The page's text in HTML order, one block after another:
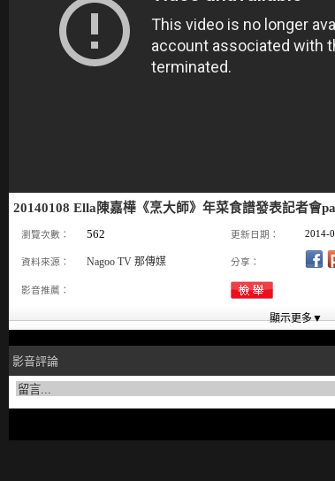
20140108 Ella陳嘉樺《烹大師》年菜食譜發表記者會
瀏覽次數： 562 更新日期： 2014-
資料來源： Nagoo TV 那傳媒 分享：
影音推薦：
影音評論